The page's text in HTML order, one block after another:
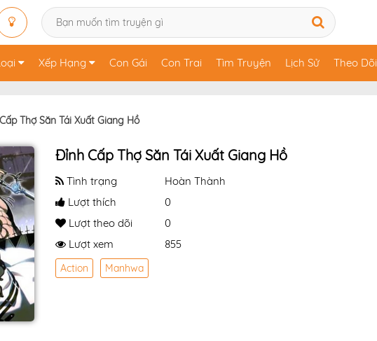
Xếp Hạng Con Gái Con Trai Tìm Truyện Lịch Sử Theo Dõi
Thợ Săn Tái Xuất Giang Hồ
Đỉnh Cấp Thợ Săn Tái Xuất Giang Hồ
Tình trạng
Hoàn Thành
Lượt thích
0
Lượt theo dõi
0
Lượt xem
855
Action Manhwa